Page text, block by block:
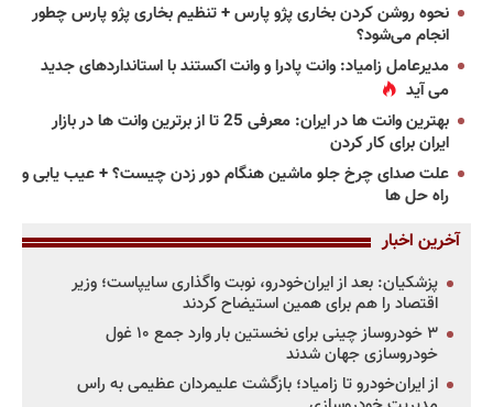
نحوه روشن کردن بخاری پژو پارس + تنظیم بخاری پژو پارس چطور
انجام می‌شود؟
مدیرعامل زامیاد: وانت پادرا و وانت اکستند با استانداردهای جدید
می آید
بهترین وانت ها در ایران: معرفی 25 تا از برترین وانت ها در بازار
ایران برای کار کردن
علت صدای چرخ جلو ماشین هنگام دور زدن چیست؟ + عیب یابی و
راه حل ها
آخرین اخبار
پزشکیان: بعد از ایران‌خودرو، نوبت واگذاری سایپاست؛ وزیر
اقتصاد را هم برای همین استیضاح کردند
۳ خودروساز چینی برای نخستین بار وارد جمع ۱۰ غول
خودروسازی جهان شدند
از ایران‌خودرو تا زامیاد؛ بازگشت علیمردان عظیمی به راس